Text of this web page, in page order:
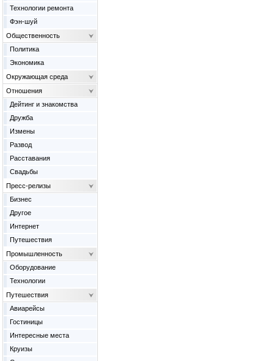
Технологии ремонта
Фэн-шуй
Общественность
Политика
Экономика
Окружающая среда
Отношения
Дейтинг и знакомства
Дружба
Измены
Развод
Расставания
Свадьбы
Пресс-релизы
Бизнес
Другое
Интернет
Путешествия
Промышленность
Оборудование
Технологии
Путешествия
Авиарейсы
Гостиницы
Интересные места
Круизы